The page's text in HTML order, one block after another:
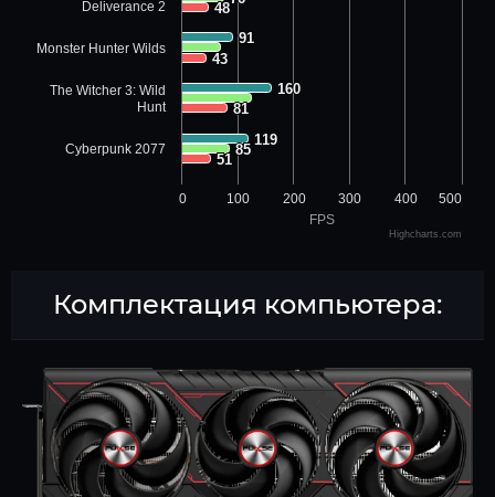
FPS
91
91
160
160
119
119
85
85
48
48
43
43
81
81
51
51
0 100 200 300 400 500
Deliverance 2
Monster Hunter Wilds
The Witcher 3: Wild
Hunt
Cyberpunk 2077
Highcharts.com
Комплектация компьютера: